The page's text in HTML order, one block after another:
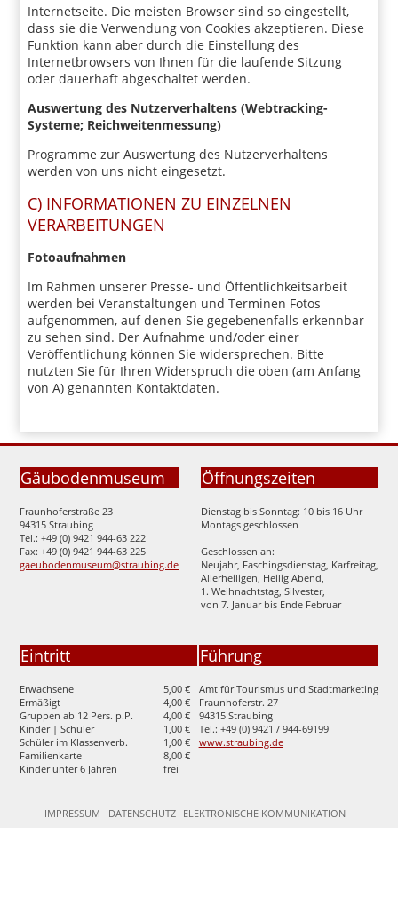
Internetseite. Die meisten Browser sind so eingestellt,
dass sie die Verwendung von Cookies akzeptieren. Diese
Funktion kann aber durch die Einstellung des
Internetbrowsers von Ihnen für die laufende Sitzung
oder dauerhaft abgeschaltet werden.
Auswertung des Nutzerverhaltens (Webtracking-
Systeme; Reichweitenmessung)
Programme zur Auswertung des Nutzerverhaltens
werden von uns nicht eingesetzt.
C) INFORMATIONEN ZU EINZELNEN
VERARBEITUNGEN
Fotoaufnahmen
Im Rahmen unserer Presse- und Öffentlichkeitsarbeit
werden bei Veranstaltungen und Terminen Fotos
aufgenommen, auf denen Sie gegebenenfalls erkennbar
zu sehen sind. Der Aufnahme und/oder einer
Veröffentlichung können Sie widersprechen. Bitte
nutzten Sie für Ihren Widerspruch die oben (am Anfang
von A) genannten Kontaktdaten.
Gäubodenmuseum
Fraunhoferstraße 23
94315 Straubing
Tel.: +49 (0) 9421 944-63 222
Fax: +49 (0) 9421 944-63 225
gaeubodenmuseum@straubing.de
Öffnungszeiten
Dienstag bis Sonntag: 10 bis 16 Uhr
Montags geschlossen
Geschlossen an:
Neujahr, Faschingsdienstag, Karfreitag,
Allerheiligen, Heilig Abend,
1. Weihnachtstag, Silvester,
von 7. Januar bis Ende Februar
Eintritt
Erwachsene
Ermäßigt
Gruppen ab 12 Pers. p.P.
Kinder | Schüler
Schüler im Klassenverb.
Familienkarte
Kinder unter 6 Jahren
5,00 €
4,00 €
4,00 €
1,00 €
1,00 €
8,00 €
frei
Führung
Amt für Tourismus und Stadtmarketing
Fraunhoferstr. 27
94315 Straubing
Tel.: +49 (0) 9421 / 944-69199
www.straubing.de
IMPRESSUM DATENSCHUTZ ELEKTRONISCHE KOMMUNIKATION